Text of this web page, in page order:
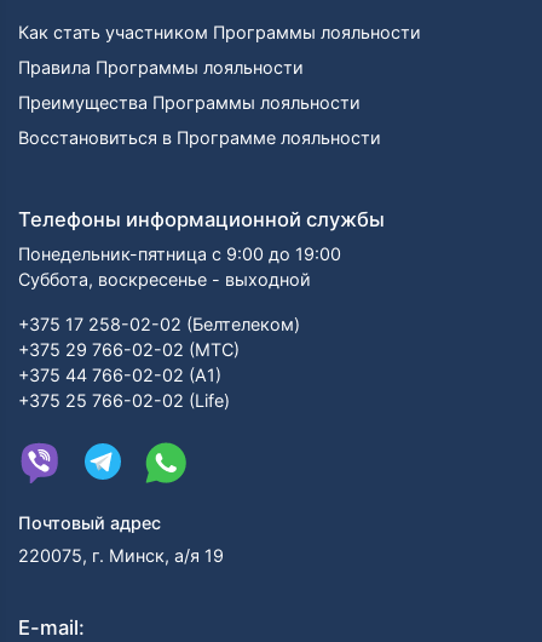
Как стать участником Программы лояльности
Правила Программы лояльности
Преимущества Программы лояльности
Восстановиться в Программе лояльности
Телефоны информационной службы
Понедельник-пятница с 9:00 до 19:00
Суббота, воскресенье - выходной
+375 17 258-02-02 (Белтелеком)
+375 29 766-02-02 (МТС)
+375 44 766-02-02 (А1)
+375 25 766-02-02 (Life)
Почтовый адрес
220075, г. Минск, а/я 19
E-mail: